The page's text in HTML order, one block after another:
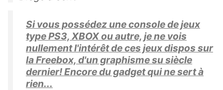
Si vous possédez une console de jeux
type PS3, XBOX ou autre, je ne vois
nullement l'intérêt de ces jeux dispos sur
la Freebox, d'un graphisme su siècle
dernier! Encore du gadget qui ne sert à
rien...